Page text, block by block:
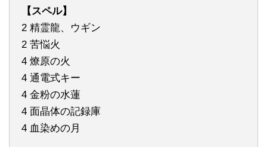
【スペル】
2 精霊龍、ウギン
2 苦悩火
4 燎原の火
4 通電式キー
4 金粉の水蓮
4 面晶体の記録庫
4 血染めの月